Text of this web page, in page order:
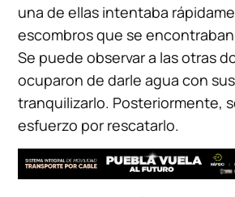
una de ellas intentaba
escombros que se
Se puede observar a las otras
ocuparon de darle agua con
tranquilizarlo. Posteriormente,
esfuerzo por rescatarlo.